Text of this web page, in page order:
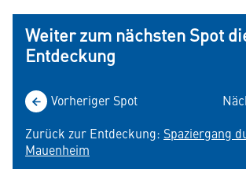
Zurück zur Entdeckung: Spaziergang
Mauenheim
Vorheriger Spot
Weiter zum nächsten Spot
Entdeckung